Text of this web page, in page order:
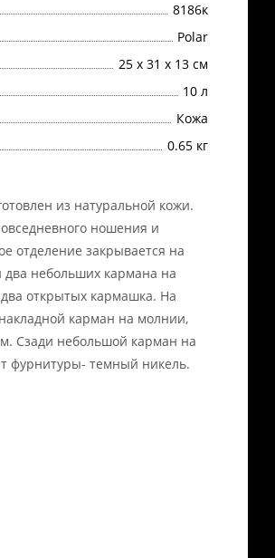
8186к
Polar
25 х 31 х 13 см
10 л
Кожа
0.65 кг
из натуральной кожи.
ношения и
отделение закрывается на
небольших кармана на
открытых кармашка. На
карман на молнии,
Сзади небольшой карман на
фурнитуры- темный никель.